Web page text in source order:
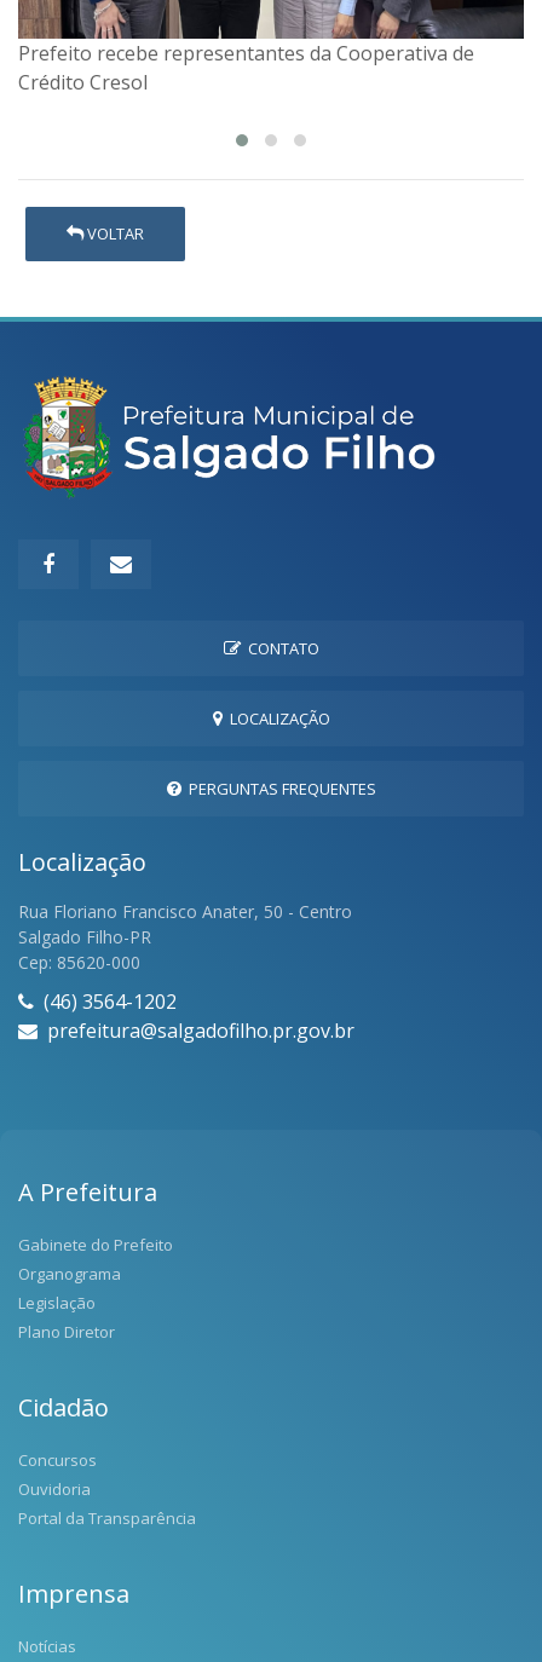
Prefeito recebe representantes da Cooperativa de
Crédito Cresol
8° NAR - reunião com COMPEDEC e Assistência Social
VOLTAR
CONTATO
LOCALIZAÇÃO
PERGUNTAS FREQUENTES
Localização
Rua Floriano Francisco Anater, 50 - Centro
Salgado Filho-PR
Cep: 85620-000
(46) 3564-1202
prefeitura@salgadofilho.pr.gov.br
A Prefeitura
Gabinete do Prefeito
Organograma
Legislação
Plano Diretor
Cidadão
Concursos
Ouvidoria
Portal da Transparência
Imprensa
Notícias